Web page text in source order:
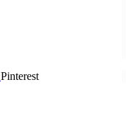
Pinterest